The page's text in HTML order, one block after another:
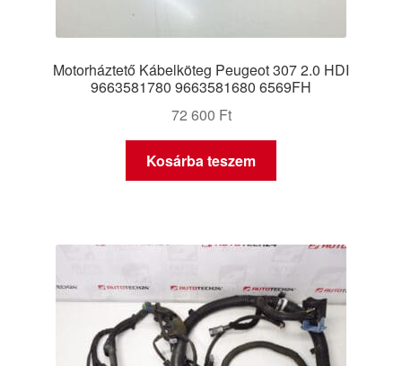
Motorháztető Kábelköteg Peugeot 307 2.0 HDI
9663581780 9663581680 6569FH
72 600 Ft
Kosárba teszem